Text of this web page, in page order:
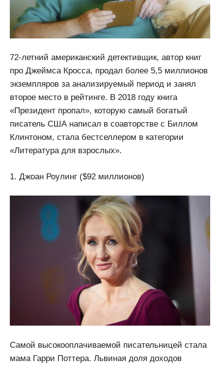
72-летний американский детективщик, автор книг
про Джеймса Кросса, продал более 5,5 миллионов
экземпляров за анализируемый период и занял
второе место в рейтинге. В 2018 году книга
«Президент пропал», которую самый богатый
писатель США написал в соавторстве с Биллом
Клинтоном, стала бестселлером в категории
«Литература для взрослых».
1. Джоан Роулинг ($92 миллионов)
Самой высокооплачиваемой писательницей стала
мама Гарри Поттера. Львиная доля доходов